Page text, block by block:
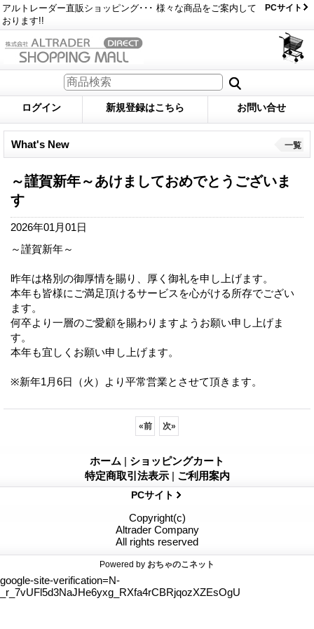
アルトレーダー直販ショッピング･･･ 様々な商品をご案内して
おります!!
PCサイト
ログイン 新規登録はこちら お問い合せ
What's New 一覧
～謹賀新年～あけましておめでとうございま
す
2026年01月01日
～謹賀新年～
昨年は格別の御厚情を賜り、厚く御礼を申し上げます。
本年も皆様にご満足頂けるサービスを心がける所存でござい
ます。
何卒より一層のご愛顧を賜わりますようお願い申し上げま
す。
本年も宜しくお願い申し上げます。
※新年1月6日（火）より平常営業とさせて頂きます。
«前 次»
ホーム | ショッピングカート
特定商取引法表示 | ご利用案内
PCサイト
Copyright(c)
Altrader Company
All rights reserved
Powered by おちゃのこネット
google-site-verification=N-
_r_7vUFl5d3NaJHe6yxg_RXfa4rCBRjqozXZEsOgU